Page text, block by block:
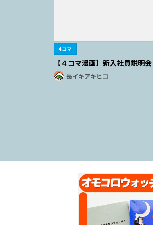
4コマ
【４コマ漫画】新入社員説明会
長イキアキヒコ